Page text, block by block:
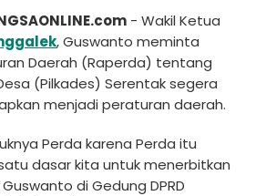
- Wakil Ketua
, Guswanto meminta
Daerah (Raperda) tentang
(Pilkades) Serentak segera
menjadi peraturan daerah.
Perda karena Perda itu
dasar kita untuk menerbitkan
di Gedung DPRD